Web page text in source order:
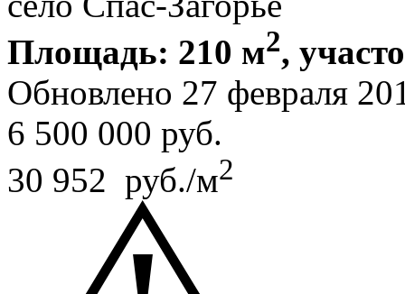
Площадь: 210 м2,
Обновлено 27 февраля
6 500 000 руб.
30 952 руб./м2